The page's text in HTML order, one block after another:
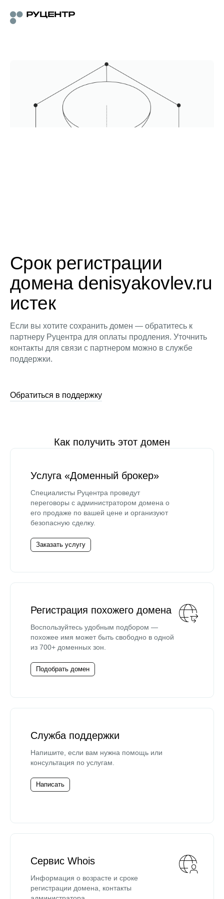
Срок регистрации
домена denisyakovlev.ru
истек
Если вы хотите сохранить домен — обратитесь к
партнеру Руцентра для оплаты продления. Уточнить
контакты для связи с партнером можно в службе
поддержки.
Обратиться в поддержку
Как получить этот домен
Услуга «Доменный брокер»
Специалисты Руцентра проведут
переговоры с администратором домена о
его продаже по вашей цене и организуют
безопасную сделку.
Заказать услугу
Регистрация похожего домена
Воспользуйтесь удобным подбором —
похожее имя может быть свободно в одной
из 700+ доменных зон.
Подобрать домен
Служба поддержки
Напишите, если вам нужна помощь или
консультация по услугам.
Написать
Сервис Whois
Информация о возрасте и сроке
регистрации домена, контакты